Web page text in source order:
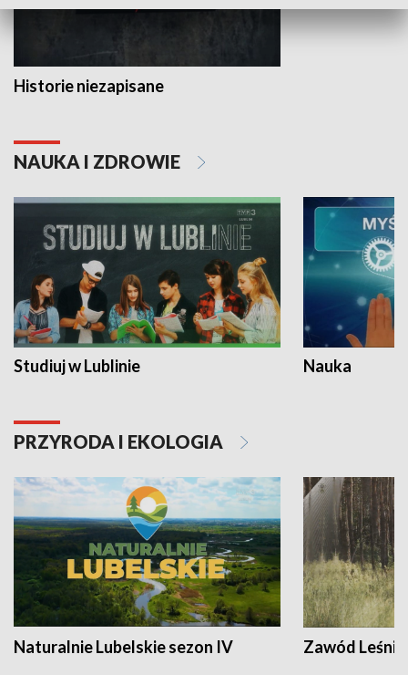
Historie niezapisane
NAUKA I ZDROWIE
Studiuj w Lublinie Nauka
PRZYRODA I EKOLOGIA
Naturalnie Lubelskie sezon IV Zawód Leśnik